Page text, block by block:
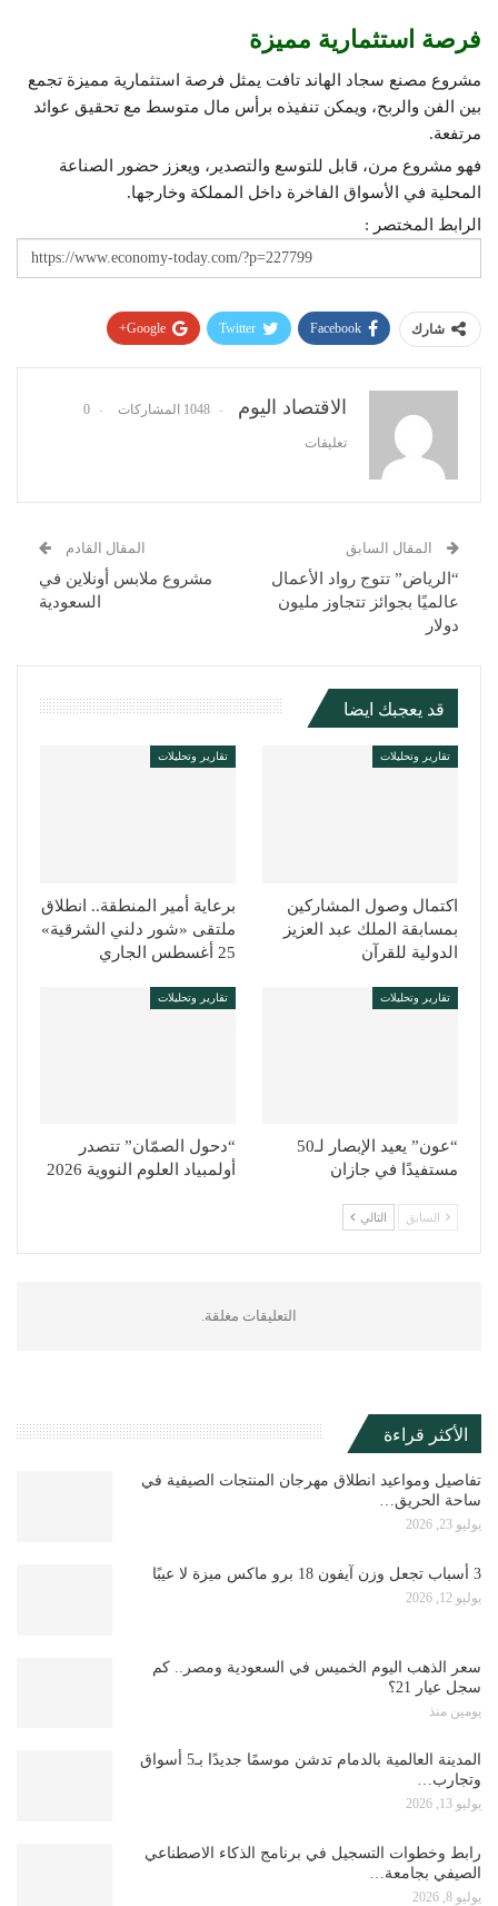
فرصة استثمارية مميزة
مشروع مصنع سجاد الهاند تافت يمثل فرصة استثمارية مميزة تجمع
بين الفن والربح، ويمكن تنفيذه برأس مال متوسط مع تحقيق عوائد
مرتفعة.
فهو مشروع مرن، قابل للتوسع والتصدير، ويعزز حضور الصناعة
المحلية في الأسواق الفاخرة داخل المملكة وخارجها.
الرابط المختصر :
شارك Facebook
Twitter
Google+
الاقتصاد اليوم 1048 المشاركات 0
تعليقات
المقال السابق
“الرياض” تتوج رواد الأعمال
عالميًا بجوائز تتجاوز مليون
دولار
المقال القادم
مشروع ملابس أونلاين في
السعودية
قد يعجبك ايضا
تقارير وتحليلات
اكتمال وصول المشاركين
بمسابقة الملك عبد العزيز
الدولية للقرآن
تقارير وتحليلات
برعاية أمير المنطقة.. انطلاق
ملتقى «شور دلني الشرقية»
25 أغسطس الجاري
تقارير وتحليلات
“عون” يعيد الإبصار لـ50
مستفيدًا في جازان
تقارير وتحليلات
“دحول الصمّان” تتصدر
أولمبياد العلوم النووية 2026
السابق التالي
التعليقات مغلقة.
الأكثر قراءة
تفاصيل ومواعيد انطلاق مهرجان المنتجات الصيفية في
ساحة الحريق…
يوليو 23, 2026
3 أسباب تجعل وزن آيفون 18 برو ماكس ميزة لا عيبًا
يوليو 12, 2026
سعر الذهب اليوم الخميس في السعودية ومصر.. كم
سجل عيار 21؟
يومين منذ
المدينة العالمية بالدمام تدشن موسمًا جديدًا بـ5 أسواق
وتجارب…
يوليو 13, 2026
رابط وخطوات التسجيل في برنامج الذكاء الاصطناعي
الصيفي بجامعة…
يوليو 8, 2026